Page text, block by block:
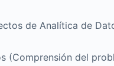
de Analítica de
(Comprensión del